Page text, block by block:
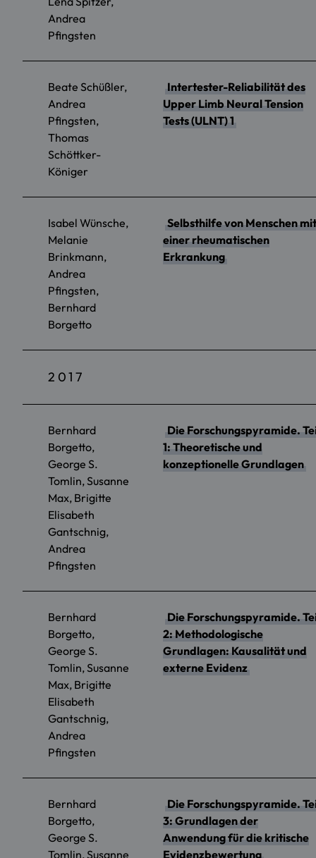
Andrea
Pfingsten
Beate Schüßler,
Andrea
Pfingsten,
Thomas
Schöttker-
Königer
Intertester-Reliabilität des
Upper Limb Neural Tension
Tests (ULNT) 1
Isabel Wünsche,
Melanie
Brinkmann,
Andrea
Pfingsten,
Bernhard
Borgetto
Selbsthilfe von Menschen mit
einer rheumatischen
Erkrankung
2017
Bernhard
Borgetto,
George S.
Tomlin, Susanne
Max, Brigitte
Elisabeth
Gantschnig,
Andrea
Pfingsten
Die Forschungspyramide.
1: Theoretische und
konzeptionelle Grundlagen
Bernhard
Borgetto,
George S.
Tomlin, Susanne
Max, Brigitte
Elisabeth
Gantschnig,
Andrea
Pfingsten
Die Forschungspyramide.
2: Methodologische
Grundlagen: Kausalität und
externe Evidenz
Bernhard
Borgetto,
George S.
Tomlin, Susanne
Die Forschungspyramide.
3: Grundlagen der
Anwendung für die kritische
Evidenzbewertung